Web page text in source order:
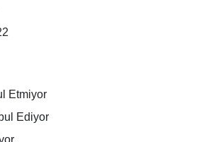
Etmiyor
Ediyor